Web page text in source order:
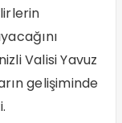
Valisi Yavuz
gelişiminde